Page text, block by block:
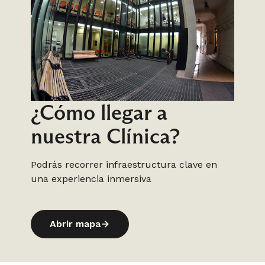
¿Cómo llegar a
nuestra Clínica?
Podrás recorrer infraestructura clave en
una experiencia inmersiva
Abrir mapa